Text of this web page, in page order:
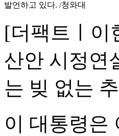
발언하고 있다. /청와대
[더팩트ㅣ이
산안 시정연
는 빚 없는
이 대통령은